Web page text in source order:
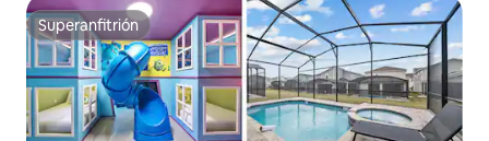
Superanfitrión
Superanfitrión